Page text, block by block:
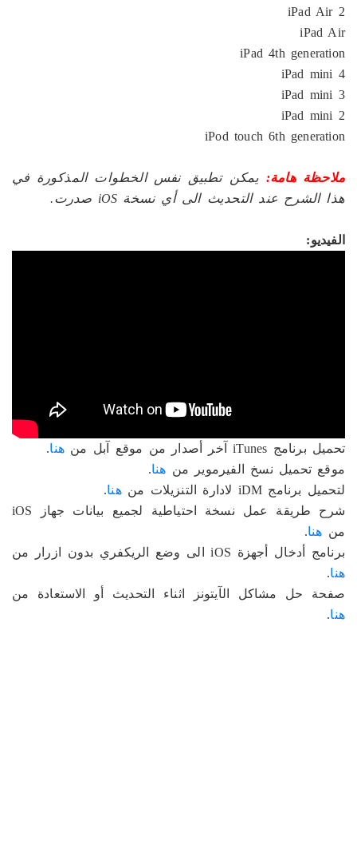
iPad Air 2
iPad Air
iPad 4th generation
iPad mini 4
iPad mini 3
iPad mini 2
iPod touch 6th generation
ملاحظة هامة: يمكن تطبيق نفس الخطوات المذكورة في
هذا الشرح عند التحديث الى أي نسخة iOS صدرت.
الفيديو:
تحميل برنامج iTunes آخر أصدار من موقع آبل من هنا.
موقع تحميل نسخ الفيرموير من هنا.
لتحميل برنامج iDM لادارة التنزيلات من
هنا.
شرح طريقة عمل نسخة احتياطية لجميع بيانات جهاز iOS
من هنا.
برنامج أدخال أجهزة iOS الى وضع الريكفري بدون ازرار من
هنا.
صفحة حل مشاكل الآيتونز اثناء التحديث أو الاستعادة من
هنا.